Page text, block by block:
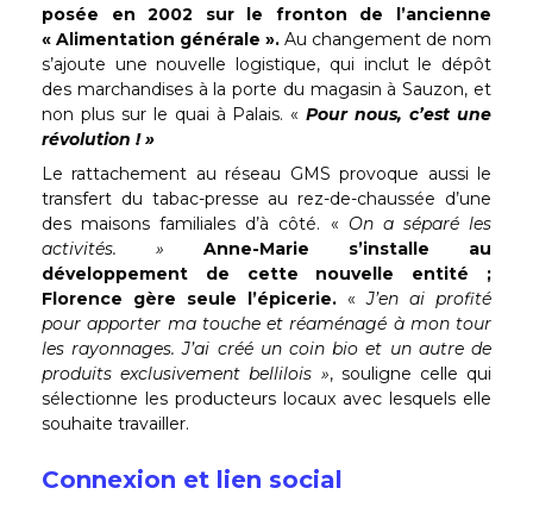
posée en 2002 sur le fronton de l’ancienne
« Alimentation générale ». Au changement de nom
s’ajoute une nouvelle logistique, qui inclut le dépôt
des marchandises à la porte du magasin à Sauzon, et
non plus sur le quai à Palais. «Pour nous, c’est une
révolution ! »
Le rattachement au réseau GMS provoque aussi le
transfert du tabac-presse au rez-de-chaussée d’une
des maisons familiales d’à côté. « On a séparé les
activités. »
Anne-Marie s’installe au
développement de cette nouvelle entité ;
Florence gère seule l’épicerie. «J’en ai profité
pour apporter ma touche et réaménagé à mon tour
les rayonnages. J’ai créé un coin bio et un autre de
produits exclusivement bellilois », souligne celle qui
sélectionne les producteurs locaux avec lesquels elle
souhaite travailler.
Connexion et lien social